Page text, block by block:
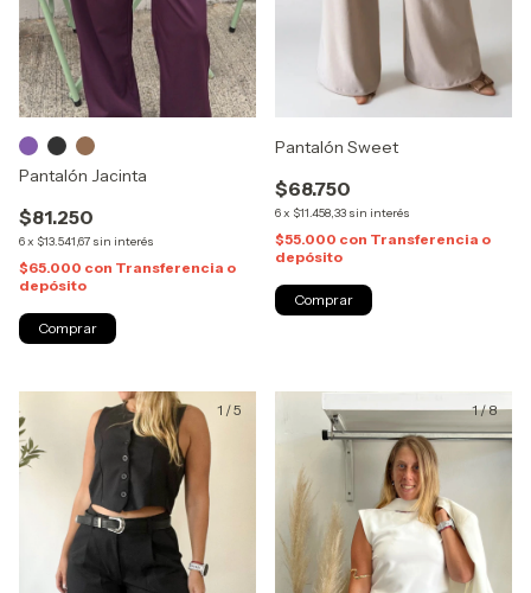
Pantalón Jacinta
$81.250
6x $13.541,67 sin interés
$65.000 con Transferencia o
depósito
Comprar
Pantalón Sweet
$68.750
6x $11.458,33 sin interés
$55.000 con Transferencia o
depósito
Comprar
1 /5 1/8